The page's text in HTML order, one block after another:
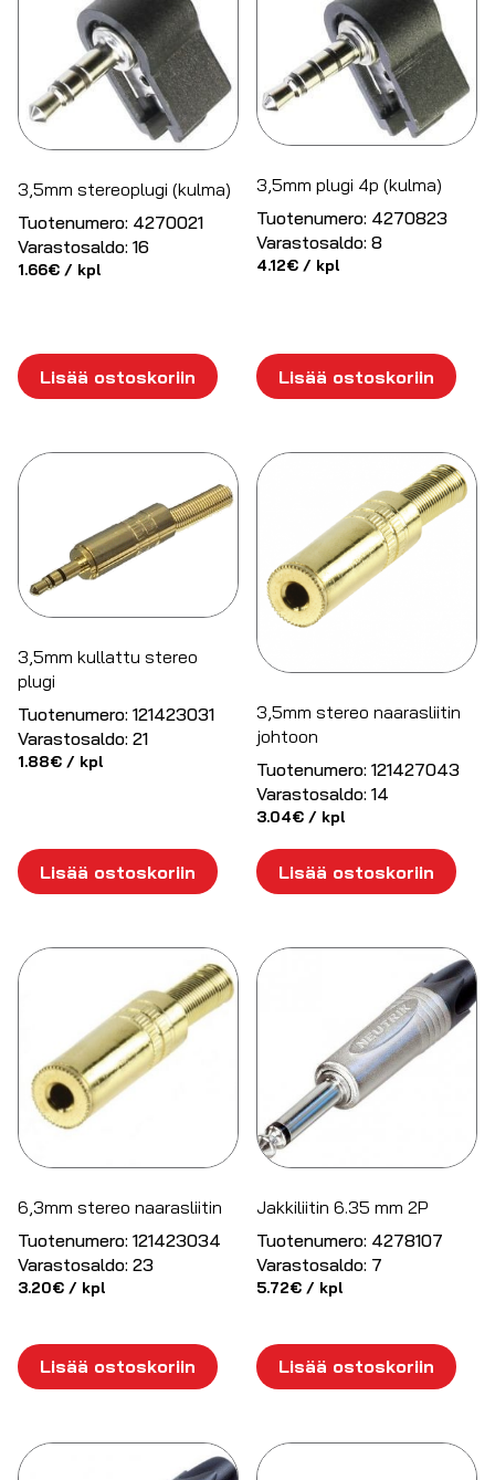
3,5mm stereoplugi (kulma)
Tuotenumero: 4270021
Varastosaldo: 16
1.66€ / kpl
Lisää ostoskoriin
3,5mm plugi 4p (kulma)
Tuotenumero: 4270823
Varastosaldo: 8
4.12€ / kpl
Lisää ostoskoriin
3,5mm kullattu stereo
plugi
Tuotenumero: 121423031
Varastosaldo: 21
1.88€ / kpl
Lisää ostoskoriin
3,5mm stereo naarasliitin
johtoon
Tuotenumero: 121427043
Varastosaldo: 14
3.04€ / kpl
Lisää ostoskoriin
6,3mm stereo naarasliitin
Tuotenumero: 121423034
Varastosaldo: 23
3.20€ / kpl
Lisää ostoskoriin
Jakkiliitin 6.35 mm 2P
Tuotenumero: 4278107
Varastosaldo: 7
5.72€ / kpl
Lisää ostoskoriin